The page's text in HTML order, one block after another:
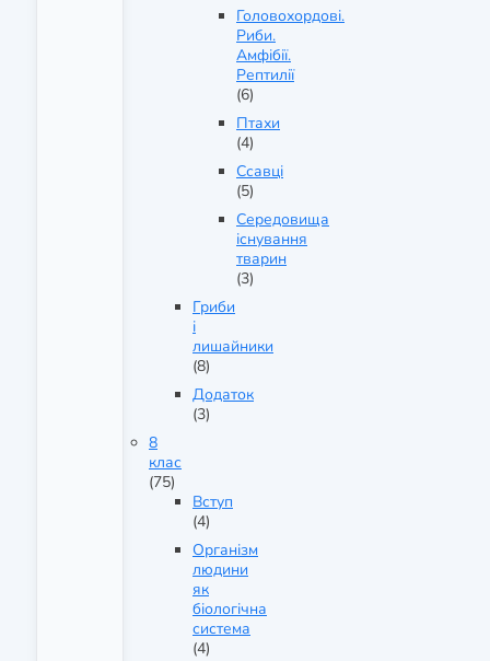
Головохордові.
Риби.
Амфібії.
Рептилії
(6)
Птахи
(4)
Ссавці
(5)
Середовища
існування
тварин
(3)
Гриби
і
лишайники
(8)
Додаток
(3)
8
клас
(75)
Вступ
(4)
Організм
людини
як
біологічна
система
(4)